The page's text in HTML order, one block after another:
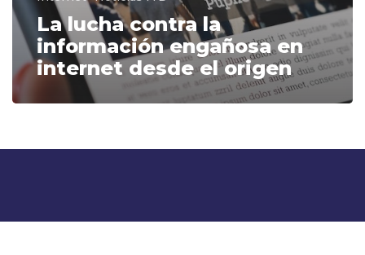
La lucha contra la
información engañosa en
internet desde el origen